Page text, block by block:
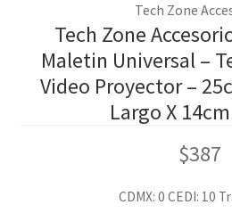
Tech Zone
Tech Zone
Maletin Universal –
Video Proyector –
Largo X
$387
CDMX: 0 CEDI: 10